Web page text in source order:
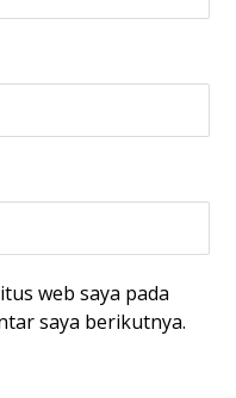
web saya pada
saya berikutnya.